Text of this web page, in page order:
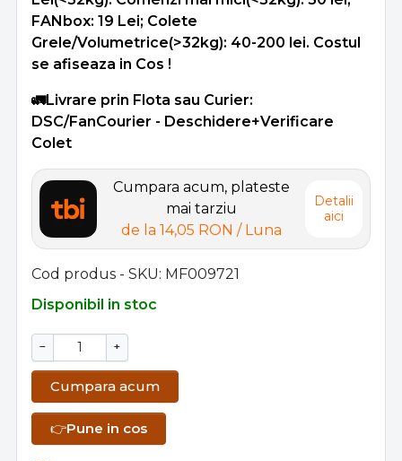
FANbox: 19 Lei; Colete
Grele/Volumetrice(>32kg): 40-200 lei. Costul
se afiseaza in Cos !
🚛Livrare prin Flota sau Curier:
DSC/FanCourier - Deschidere+Verificare
Colet
Cumpara acum, plateste
mai tarziu
de la 14,05 RON / Luna
Detalii
aici
Cod produs - SKU MF009721
Disponibil in stoc
− +
Cumpara acum
👉Pune in cos